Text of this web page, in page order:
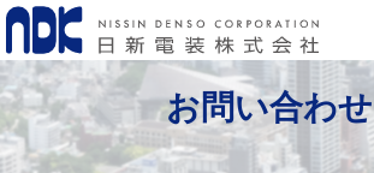
お問い合わせ